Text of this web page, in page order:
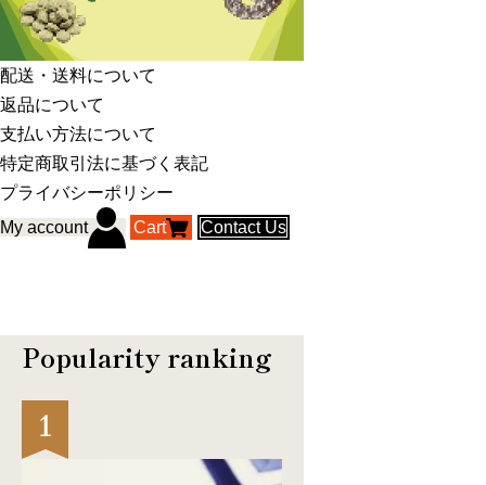
配送・送料について
返品について
支払い方法について
特定商取引法に基づく表記
プライバシーポリシー
My account
Cart Contact Us
Popularity ranking